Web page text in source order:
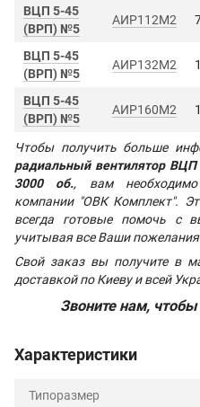
ВЦП 5-45
(ВРП) №5
АИР112М2
ВЦП 5-45
(ВРП) №5
АИР132М2
ВЦП 5-45
(ВРП) №5
АИР160М2
Чтобы получить больше
радиальный вентилятор
3000 об., вам
компании "ОВК Комплект".
всегда готовые помочь с
учитывая все Ваши
Свой заказ вы получите в
доставкой по Киеву и всей
Звоните нам,
Характеристики
Типоразмер